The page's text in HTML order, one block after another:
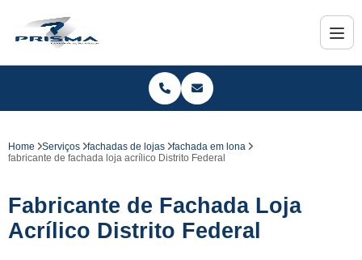
Home Serviços fachadas de lojas
fachada em lona
fabricante de fachada loja acrílico Distrito Federal
Fabricante de Fachada Loja
Acrílico Distrito Federal